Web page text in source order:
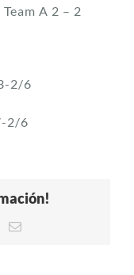
A 2 – 2
2/6
2/6
Correo